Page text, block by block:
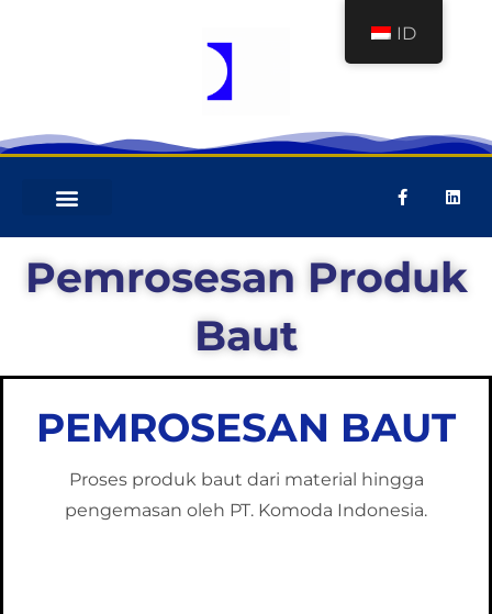
Pemrosesan Produk
Baut
PEMROSESAN BAUT
Proses produk baut dari material hingga
pengemasan oleh PT. Komoda Indonesia.
ID